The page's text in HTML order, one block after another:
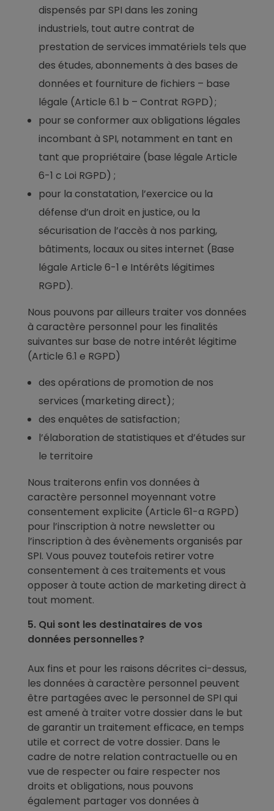
dispensés par SPI dans les zoning
industriels, tout autre contrat de
prestation de services immatériels tels que
des études, abonnements à des bases de
données et fourniture de fichiers – base
légale (Article 6.1 b – Contrat RGPD) ;
pour se conformer aux obligations légales
incombant à SPI, notamment en tant en
tant que propriétaire (base légale Article
6-1 c Loi RGPD) ;
pour la constatation, l’exercice ou la
défense d’un droit en justice, ou la
sécurisation de l’accès à nos parking,
bâtiments, locaux ou sites internet (Base
légale Article 6-1 e Intérêts légitimes
RGPD).
Nous pouvons par ailleurs traiter vos données
à caractère personnel pour les finalités
suivantes sur base de notre intérêt légitime
(Article 6.1 e RGPD)
des opérations de promotion de nos
services (marketing direct) ;
des enquêtes de satisfaction ;
l’élaboration de statistiques et d’études sur
le territoire
Nous traiterons enfin vos données à
caractère personnel moyennant votre
consentement explicite (Article 61-a RGPD)
pour l’inscription à notre newsletter ou
l’inscription à des évènements organisés par
SPI. Vous pouvez toutefois retirer votre
consentement à ces traitements et vous
opposer à toute action de marketing direct à
tout moment.
5. Qui sont les destinataires de vos
données personnelles ?
Aux fins et pour les raisons décrites ci-dessus,
les données à caractère personnel peuvent
être partagées avec le personnel de SPI qui
est amené à traiter votre dossier dans le but
de garantir un traitement efficace, en temps
utile et correct de votre dossier. Dans le
cadre de notre relation contractuelle ou en
vue de respecter ou faire respecter nos
droits et obligations, nous pouvons
également partager vos données à